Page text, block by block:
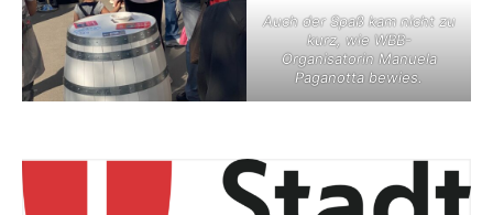
Auch der Spaß kam nicht zu
kurz, wie WBB-
Organisatorin Manuela
Paganotta bewies.